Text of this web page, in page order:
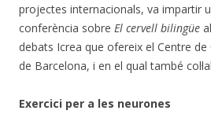
projectes internacionals, va impartir
conferència sobre El cervell bilingüe
debats Icrea que ofereix el Centre
de Barcelona, i en el qual també
Exercici per a les neurones